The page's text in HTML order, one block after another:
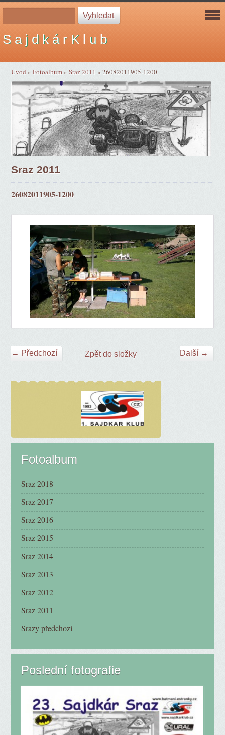
S a j d k á r K l u b
Úvod »Fotoalbum»Sraz 2011 »26082011905-1200
Sraz 2011
26082011905-1200
← Předchozí Další →
Zpět do složky
Fotoalbum
Sraz 2018
Sraz 2017
Sraz 2016
Sraz 2015
Sraz 2014
Sraz 2013
Sraz 2012
Sraz 2011
Srazy předchozí
Poslední fotografie